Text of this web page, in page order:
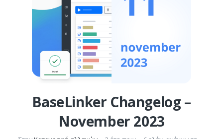
BaseLinker Changelog –
November 2023